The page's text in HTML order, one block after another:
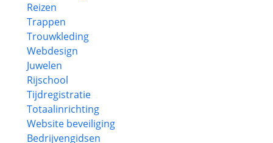
Reizen
Trappen
Trouwkleding
Webdesign
Juwelen
Rijschool
Tijdregistratie
Totaalinrichting
Website beveiliging
Bedrijvengidsen